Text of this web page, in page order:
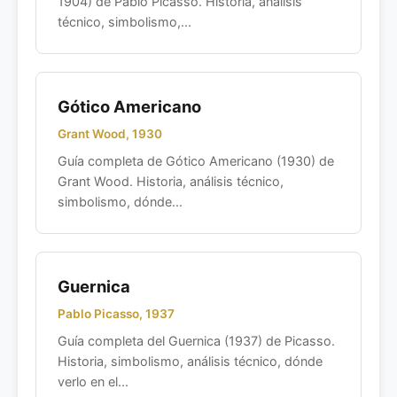
técnico, simbolismo,...
Gótico Americano
Grant Wood, 1930
Guía completa de Gótico Americano (1930) de
Grant Wood. Historia, análisis técnico,
simbolismo, dónde...
Guernica
Pablo Picasso, 1937
Guía completa del Guernica (1937) de Picasso.
Historia, simbolismo, análisis técnico, dónde
verlo en el...